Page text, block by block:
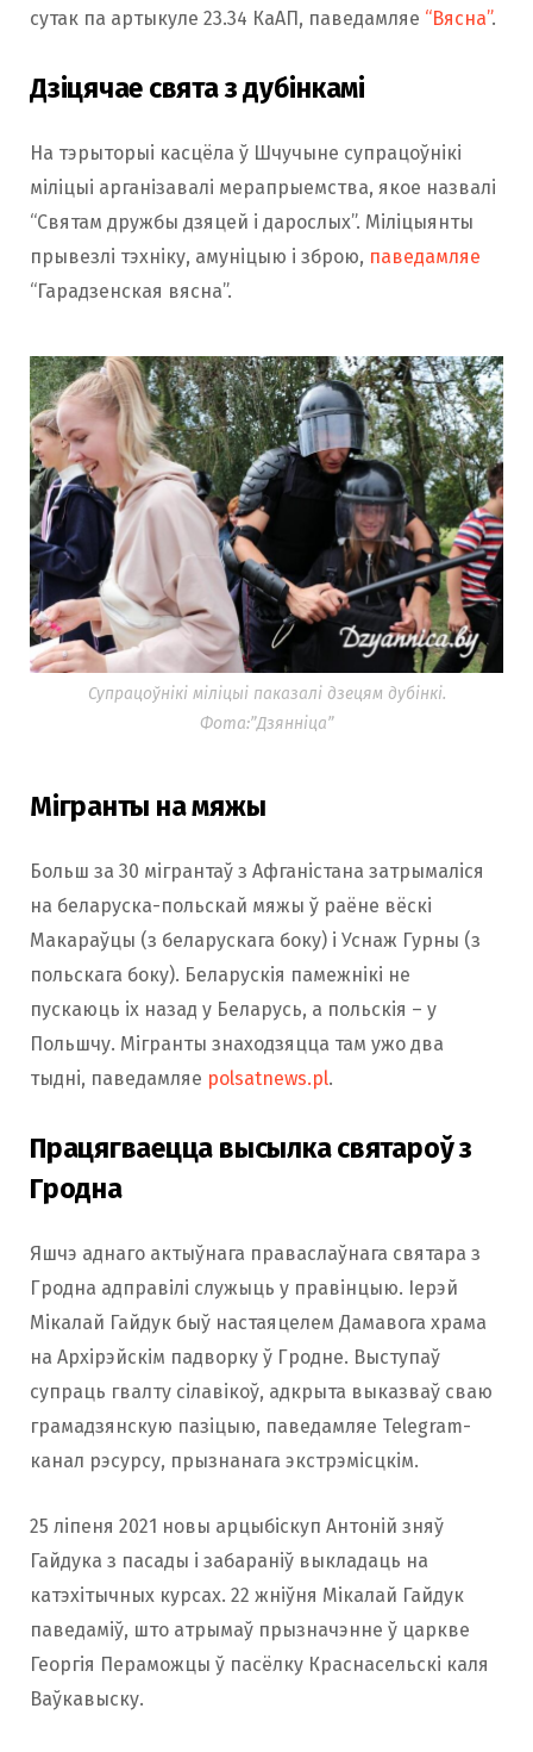
сутак па артыкуле 23.34 КаАП, паведамляе “Вясна”.
Дзіцячае свята з дубінкамі
На тэрыторыі касцёла ў Шчучыне супрацоўнікі
міліцыі арганізавалі мерапрыемства, якое назвалі
“Святам дружбы дзяцей і дарослых”. Міліцыянты
прывезлі тэхніку, амуніцыю і зброю, паведамляе
“Гарадзенская вясна”.
Супрацоўнікі міліцыі паказалі дзецям дубінкі.
Фота:”Дзянніца”
Мігранты на мяжы
Больш за 30 мігрантаў з Афганістана затрымаліся
на беларуска-польскай мяжы ў раёне вёскі
Макараўцы (з беларускага боку) і Уснаж Гурны (з
польскага боку). Беларускія памежнікі не
пускаюць іх назад у Беларусь, а польскія – у
Польшчу. Мігранты знаходзяцца там ужо два
тыдні, паведамляе polsatnews.pl.
Працягваецца высылка святароў з
Гродна
Яшчэ аднаго актыўнага праваслаўнага святара з
Гродна адправілі служыць у правінцыю. Іерэй
Мікалай Гайдук быў настаяцелем Дамавога храма
на Архірэйскім падворку ў Гродне. Выступаў
супраць гвалту сілавікоў, адкрыта выказваў сваю
грамадзянскую пазіцыю, паведамляе Telegram-
канал рэсурсу, прызнанага экстрэмісцкім.
25 ліпеня 2021 новы арцыбіскуп Антоній зняў
Гайдука з пасады і забараніў выкладаць на
катэхітычных курсах. 22 жніўня Мікалай Гайдук
паведаміў, што атрымаў прызначэнне ў царкве
Георгія Пераможцы ў пасёлку Краснасельскі каля
Ваўкавыску.